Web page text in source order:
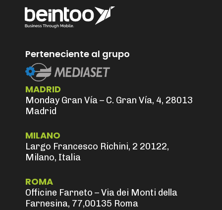
Perteneciente al grupo
MADRID
Monday Gran Vía – C. Gran Vía, 4, 28013
Madrid
MILANO
Largo Francesco Richini, 2 20122,
Milano, Italia
ROMA
Officine Farneto – Via dei Monti della
Farnesina, 77,00135 Roma